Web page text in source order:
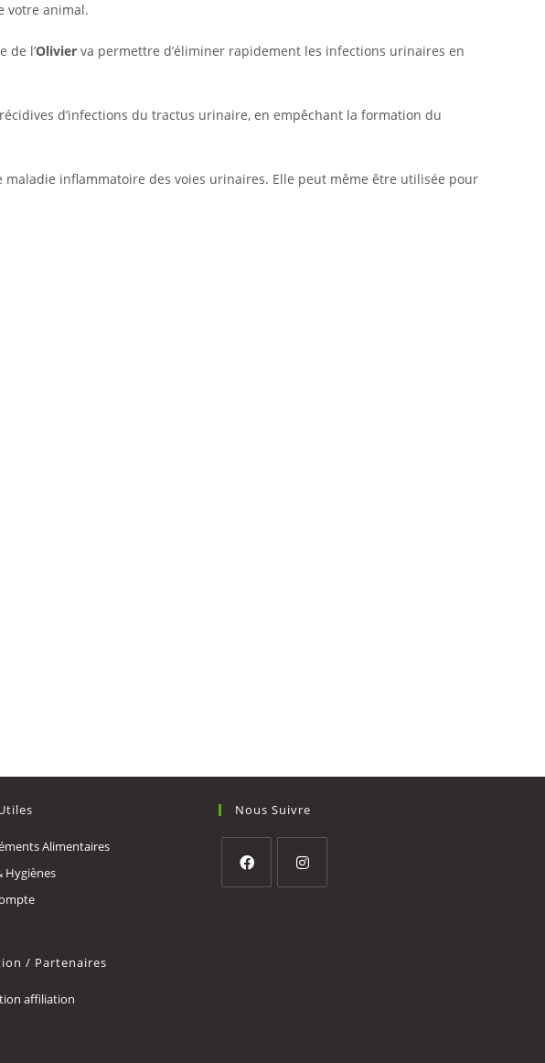
votre animal.
de l’Olivier va permettre d’éliminer rapidement les infections urinaires en
d’infections du tractus urinaire, en empêchant la formation du
inflammatoire des voies urinaires. Elle peut même être utilisée pour
Alimentaires
Hygiènes
/ Partenaires
affiliation
Nous Suivre